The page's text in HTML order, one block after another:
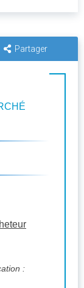
Partager
: